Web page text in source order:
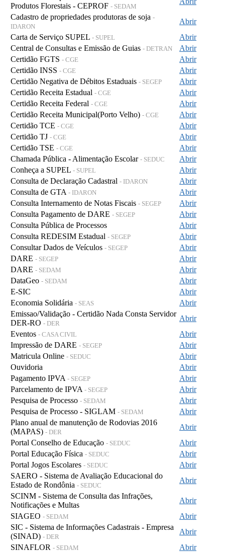
Produtos Florestais - CEPROF - SEDAM
Cadastro de propriedades produtoras de soja -
IDARON
Abrir
Carta de Serviço SUPEL - SUPEL
Abrir
Central de Consultas e Emissão de Guias - DETRAN
Abrir
Certidão FGTS - CGE
Abrir
Certidão INSS - CGE
Abrir
Certidão Negativa de Débitos Estaduais - SEGEP
Abrir
Certidão Receita Estadual - CGE
Abrir
Certidão Receita Federal - CGE
Abrir
Certidão Receita Municipal(Porto Velho) - CGE
Abrir
Certidão TCE - CGE
Abrir
Certidão TJ - CGE
Abrir
Certidão TSE - CGE
Abrir
Chamada Pública - Alimentação Escolar - SEDUC
Abrir
Conheça a SUPEL - SUPEL
Abrir
Consulta de Declaração Cadastral - IDARON
Abrir
Consulta de GTA - IDARON
Abrir
Consulta Internamento de Notas Fiscais - SEGEP
Abrir
Consulta Pagamento de DARE - SEGEP
Abrir
Consulta Pública de Processos
Abrir
Consulta REDESIM Estadual - SEGEP
Abrir
Consultar Dados de Veículos - SEGEP
Abrir
DARE - SEGEP
Abrir
DARE - SEDAM
Abrir
DataGeo - SEDAM
Abrir
E-SIC
Abrir
Economia Solidária - SEAS
Abrir
Emissao/Validação - Certidão Nada Consta Servidor
DER-RO - DER
Abrir
Eventos - CASA CIVIL
Abrir
Impressão de DARE - SEGEP
Abrir
Matricula Online - SEDUC
Abrir
Ouvidoria
Abrir
Pagamento IPVA - SEGEP
Abrir
Parcelamento de IPVA - SEGEP
Abrir
Pesquisa de Processo - SEDAM
Abrir
Pesquisa de Processo - SIGLAM - SEDAM
Abrir
Plano anual de manutenção de Rodovias 2016
(MAPAS) - DER
Abrir
Portal Conselho de Educação - SEDUC
Abrir
Portal Educação Física - SEDUC
Abrir
Portal Jogos Escolares - SEDUC
Abrir
SAERO - Sistema de Avaliação Educacional do
Estado de Rondônia - SEDUC
Abrir
SCINM - Sistema de Consulta das Infrações,
Notificações e Multas
Abrir
SIAGEO - SEDAM
Abrir
SIC - Sistema de Informações Cadastrais - Empresa
(SINAD) - DER
Abrir
SINAFLOR - SEDAM
Abrir